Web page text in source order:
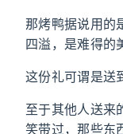
那烤鸭据说用的
四溢，是难得的
这份礼可谓是送
至于其他人送来
笑带过，那些东